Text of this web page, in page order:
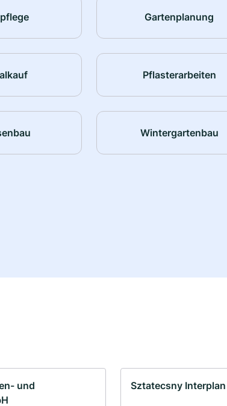
Gartenplanung
Pflasterarbeiten
Wintergartenbau
und
Sztatecsny Interplan